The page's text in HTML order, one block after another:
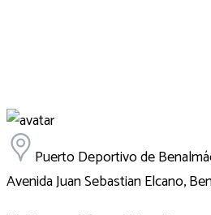
Puerto Deportivo de
Avenida Juan Sebastian Elcano,